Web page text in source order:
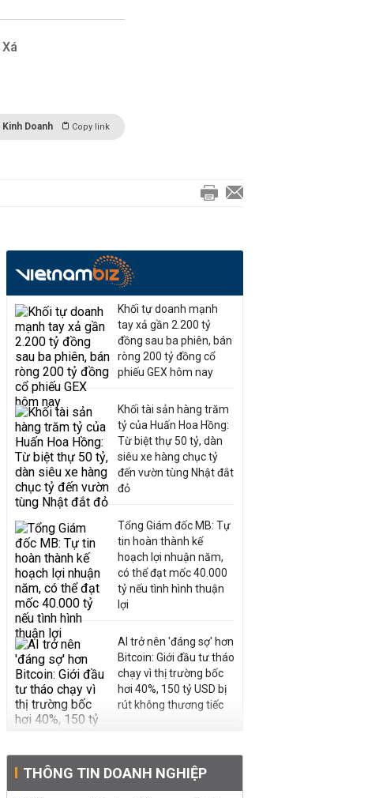
Kinh Doanh Copy link
Minh vượt 45.000 tỷ
CHỦ ĐẦU TƯ 16:11 | 22/07/2026
Toàn cảnh bãi sông Lĩnh
Nam, Thanh Trì, Nam Phù,
Hồng Vân quy hoạch cụm...
QUY HOẠCH 07:42 | 22/06/2026
Khối tự doanh mạnh
tay xả gần 2.200 tỷ
đồng sau ba phiên, bán
ròng 200 tỷ đồng cổ
phiếu GEX hôm nay
Khối tài sản hàng trăm
tỷ của Huấn Hoa Hồng:
Từ biệt thự 50 tỷ, dàn
siêu xe hàng chục tỷ
đến vườn tùng Nhật đắt
đỏ
Tổng Giám đốc MB: Tự
tin hoàn thành kế
hoạch lợi nhuận năm,
có thể đạt mốc 40.000
tỷ nếu tình hình thuận
lợi
AI trở nên 'đáng sợ' hơn
Bitcoin: Giới đầu tư tháo
chạy vì thị trường bốc
hơi 40%, 150 tỷ USD bị
rút không thương tiếc
sản xuất vàng mã trên
sàn báo lãi tăng 64%,
không vay một đồng
THÔNG TIN DOANH NGHIỆP